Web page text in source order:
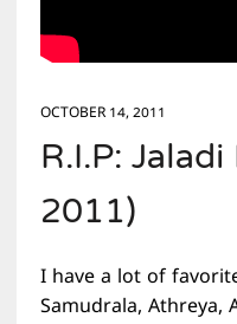
OCTOBER 14, 2011
R.I.P:
2011)
I have a lot of
Samudrala, Athreya,